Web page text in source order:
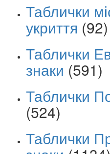
Таблички
укриття (92)
Таблички
знаки (591)
Таблички
(524)
Таблички